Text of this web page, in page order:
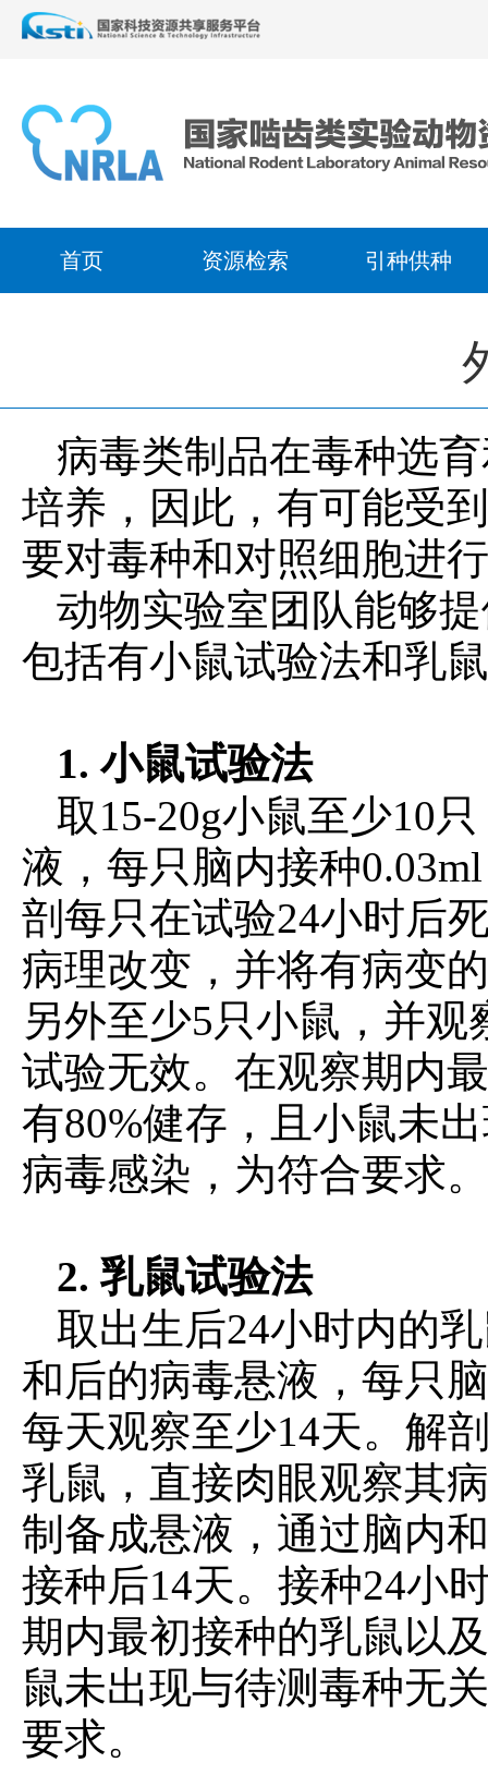
首页 资源检索 引种供种
病毒类制品在毒种选
培养，因此，有可能受
要对毒种和对照细胞进
动物实验室团队能够
包括有小鼠试验法和乳
1. 小鼠试验法
取15-20g小鼠至少10
液，每只脑内接种
剖每只在试验24小时后
病理改变，并将有病变
另外至少5只小鼠，并观
试验无效。在观察期内
有80%健存，且小鼠未
病毒感染，为符合要求。
2. 乳鼠试验法
取出生后24小时内的
和后的病毒悬液，每只
每天观察至少14天。解
乳鼠，直接肉眼观察其
制备成悬液，通过脑内
接种后14天。接种24小
期内最初接种的乳鼠以
鼠未出现与待测毒种无
要求。